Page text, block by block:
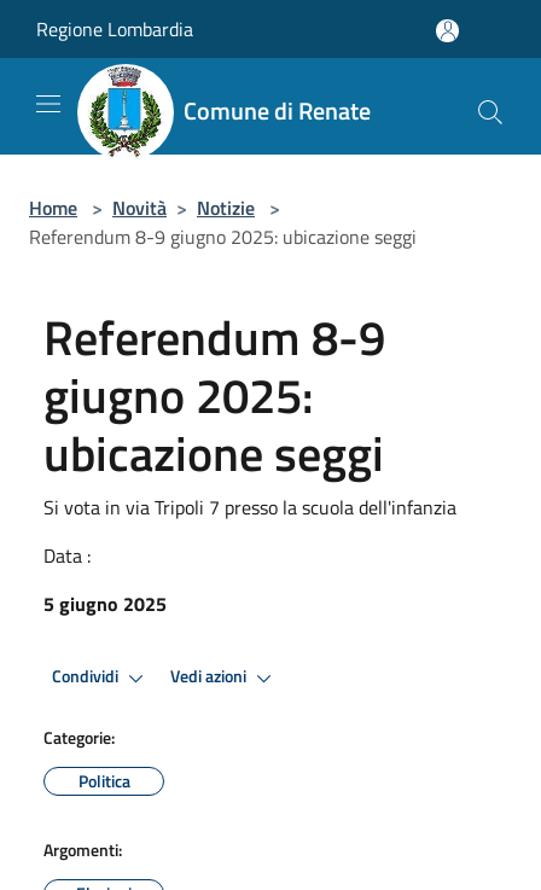
Regione Lombardia
Comune di Renate
Home > Novità > Notizie >
Referendum 8-9 giugno 2025: ubicazione seggi
Referendum 8-9
giugno 2025:
ubicazione seggi
Si vota in via Tripoli 7 presso la scuola dell'infanzia
Data :
5 giugno 2025
Condividi Vedi azioni
Categorie:
Politica
Argomenti: